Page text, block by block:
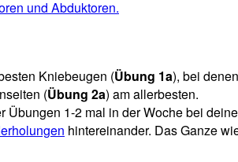
Kniebeugen (Übung 1a), bei
(Übung 2a) am allerbesten.
Übungen 1-2 mal in der Woche bei
hintereinander. Das Ganze